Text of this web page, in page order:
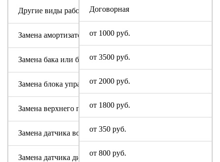
Договорная
от 1000 руб.
от 3500 руб.
от 2000 руб.
от 1800 руб.
от 350 руб.
от 800 руб.
Другие виды работ
Замена амортизаторов
Замена бака или барабана
Замена блока управления или индикации
Замена верхнего противовеса
Замена датчика воды
Замена датчика дисбаланса белья